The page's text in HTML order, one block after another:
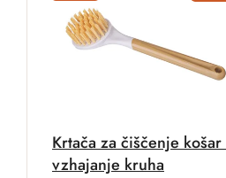
Krtača za čiščenje košar
vzhajanje kruha